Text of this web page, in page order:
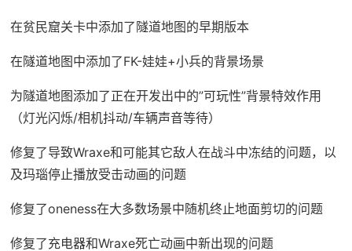
在贫民窟关卡中添加了隧道地图的早期版本
在隧道地图中添加了FK-娃娃+小兵的背景场景
为隧道地图添加了正在开发出中的”可玩性”背景特效作用
（灯光闪烁/相机抖动/车辆声音等待）
修复了导致Wraxe和可能其它敌人在战斗中冻结的问题，以
及玛瑙停止播放受击动画的问题
修复了oneness在大多数场景中随机终止地面剪切的问题
修复了充电器和Wraxe死亡动画中新出现的问题